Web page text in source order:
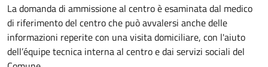
La domanda di ammissione al centro è esaminata dal medico
di riferimento del centro che può avvalersi anche delle
informazioni reperite con una visita domiciliare, con l'aiuto
dell’équipe tecnica interna al centro e dai servizi sociali del